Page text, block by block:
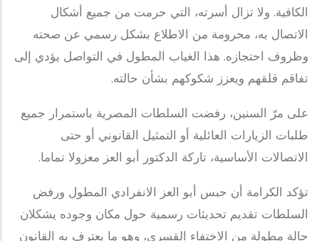
الكافية. ولا تزال أسرته، التي حرمت من جميع أشكال
الاتصال به، محرومة من الاطلاع بشكل رسمي عن صحته
وظروف احتجازه. هذا الغياب المطول في التواصل يؤدي إلى
تفاقم قلقهم ويعزز شكوكهم بشأن حالته.
على مرّ السنين، رفضت السلطات المصرية باستمرار جميع
طلبات الزيارات العائلية أو التمثيل القانوني أو حتى
الاتصالات الأساسية، تاركة الدكتور أبو العز معزولا تماما.
تؤكد الكرامة أن حبس أبو العز الانفرادي المطول ورفض
السلطات تقديم تحديثات رسمية حول مكان وجوده يشكلان
حالة مطولة من الاختفاء القسري، وهو ما يعترف به القانون